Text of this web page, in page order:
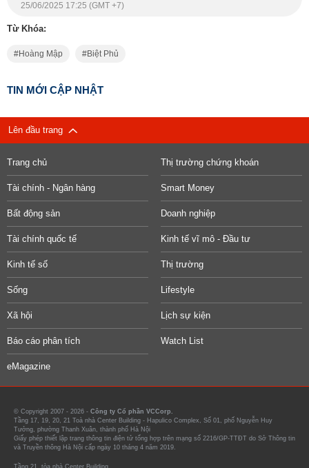
25/06/2025 17:25 (GMT +7)
Từ Khóa:
Hoàng Mập Biệt Phủ
TIN MỚI CẬP NHẬT
Lên đầu trang
Trang chủ Thị trường chứng khoán
Tài chính - Ngân hàng Smart Money
Bất động sản Doanh nghiệp
Tài chính quốc tế Kinh tế vĩ mô - Đầu tư
Kinh tế số Thị trường
Sống Lifestyle
Xã hội Lịch sự kiện
Báo cáo phân tích Watch List
eMagazine
© Copyright 2007 - 2026 - Công ty Cổ phần VCCorp.
Tầng 17, 19, 20, 21 Toà nhà Center Building - Hapulico Complex, Số 01, phố Nguyễn Huy
Tưởng, phường Thanh Xuân, thành phố Hà Nội
Giấy phép thiết lập trang thông tin điện tử tổng hợp trên mạng số 2216/GP-TTĐT do Sở Thông tin
và Truyền thông Hà Nội cấp ngày 10 tháng 4 năm 2019.